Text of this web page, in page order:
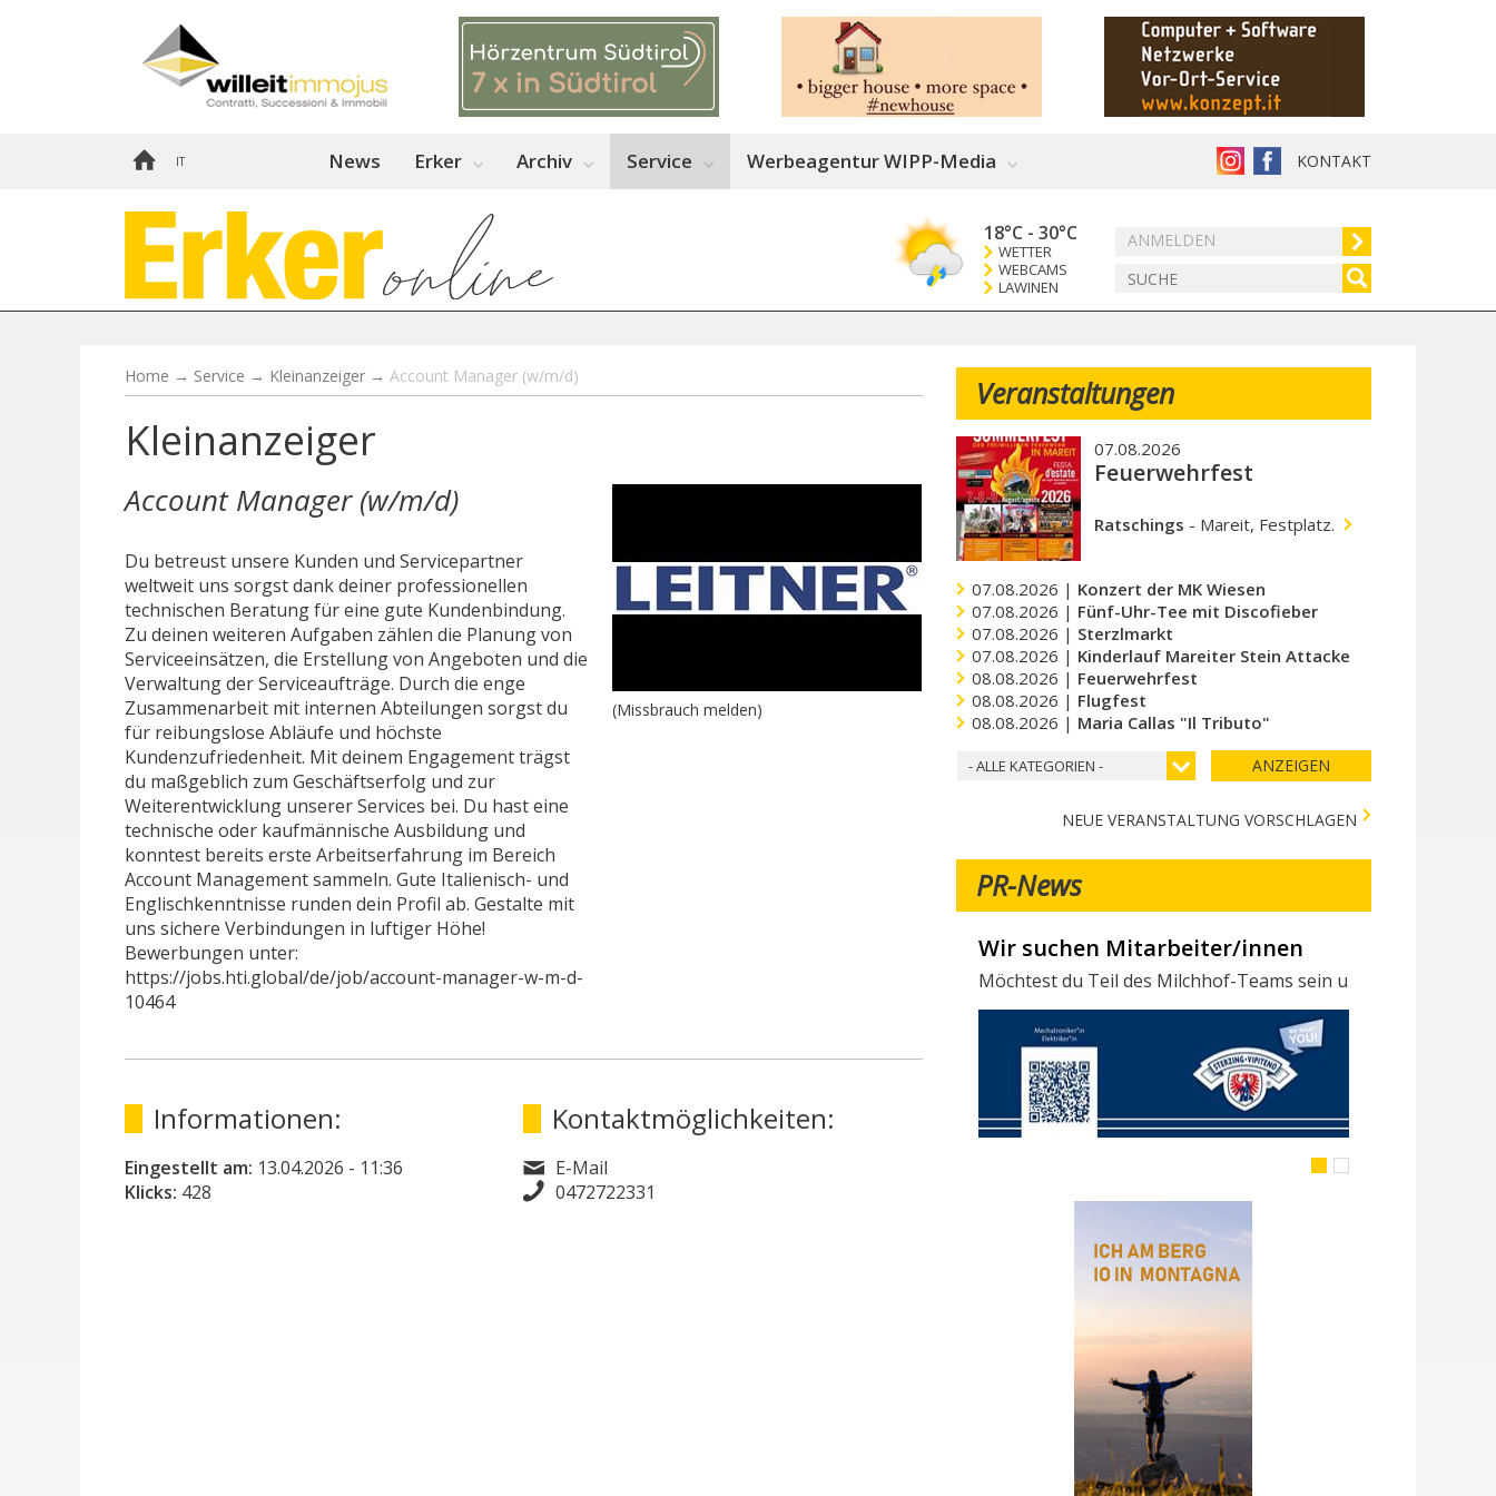
IT KONTAKT
News Erker Archiv Service Werbeagentur WIPP-Media
ANMELDEN
18°C - 30°C
WETTER
WEBCAMS
LAWINEN
Home → Service → Kleinanzeiger → Account Manager (w/m/d)
Kleinanzeiger
Account Manager (w/m/d)
Du betreust unsere Kunden und Servicepartner
weltweit uns sorgst dank deiner professionellen
technischen Beratung für eine gute Kundenbindung.
Zu deinen weiteren Aufgaben zählen die Planung von
Serviceeinsätzen, die Erstellung von Angeboten und die
Verwaltung der Serviceaufträge. Durch die enge
Zusammenarbeit mit internen Abteilungen sorgst du
für reibungslose Abläufe und höchste
Kundenzufriedenheit. Mit deinem Engagement trägst
du maßgeblich zum Geschäftserfolg und zur
Weiterentwicklung unserer Services bei. Du hast eine
technische oder kaufmännische Ausbildung und
konntest bereits erste Arbeitserfahrung im Bereich
Account Management sammeln. Gute Italienisch- und
Englischkenntnisse runden dein Profil ab. Gestalte mit
uns sichere Verbindungen in luftiger Höhe!
Bewerbungen unter:
https://jobs.hti.global/de/job/account-manager-w-m-d-
10464
(Missbrauch melden)
Informationen:
Eingestellt am: 13.04.2026 - 11:36
Klicks: 428
Kontaktmöglichkeiten:
E-Mail
0472722331
Veranstaltungen
07.08.2026
Feuerwehrfest
Ratschings - Mareit, Festplatz.
07.08.2026 | Konzert der MK Wiesen
07.08.2026 | Fünf-Uhr-Tee mit Discofieber
07.08.2026 | Sterzlmarkt
07.08.2026 | Kinderlauf Mareiter Stein Attacke
08.08.2026 | Feuerwehrfest
08.08.2026 | Flugfest
08.08.2026 | Maria Callas "Il Tributo"
- ALLE KATEGORIEN - ANZEIGEN
NEUE VERANSTALTUNG VORSCHLAGEN
PR-News
Wir suchen Mitarbeiter/innen
Möchtest du Teil des Milchhof-Teams sein und von
Verschiedene Tests in der Stadtapotheke -
Folgende Tests stehen in der Stadtapotheke zur Verfügung: